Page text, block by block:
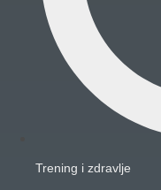
Trening i zdravlje